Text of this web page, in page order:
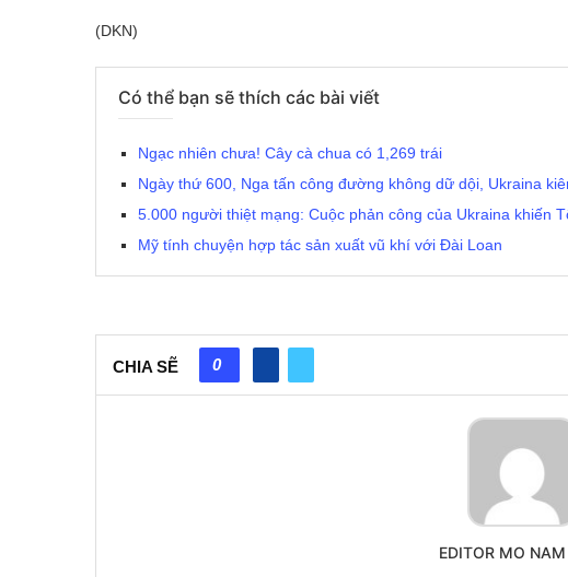
(DKN)
Có thể bạn sẽ thích các bài viết
Ngạc nhiên chưa! Cây cà chua có 1,269 trái
Ngày thứ 600, Nga tấn công đường không dữ dội, Ukraina
5.000 người thiệt mạng: Cuộc phản công của Ukraina khiến
Mỹ tính chuyện hợp tác sản xuất vũ khí với Đài Loan
CHIA SẼ 0
EDITOR MO